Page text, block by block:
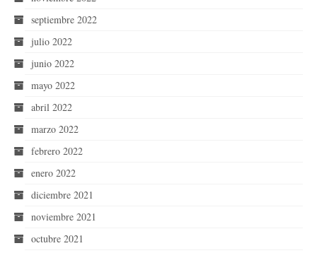
septiembre 2022
julio 2022
junio 2022
mayo 2022
abril 2022
marzo 2022
febrero 2022
enero 2022
diciembre 2021
noviembre 2021
octubre 2021